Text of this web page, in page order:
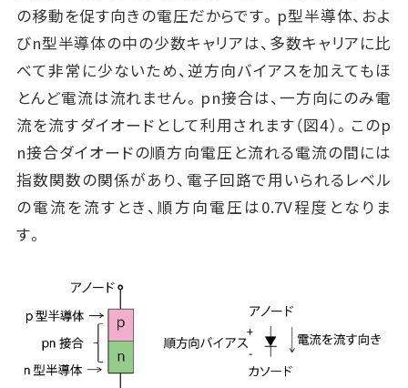
の移動を促す向きの電圧だからです。p型半導体、およ
びn型半導体の中の少数キャリアは、多数キャリアに比
べて非常に少ないため、逆方向バイアスを加えてもほ
とんど電流は流れません。pn接合は、一方向にのみ電
流を流すダイオードとして利用されます（図4）。このp
n接合ダイオードの順方向電圧と流れる電流の間には
指数関数の関係があり、電子回路で用いられるレベル
の電流を流すとき、順方向電圧は0.7V程度となりま
す。